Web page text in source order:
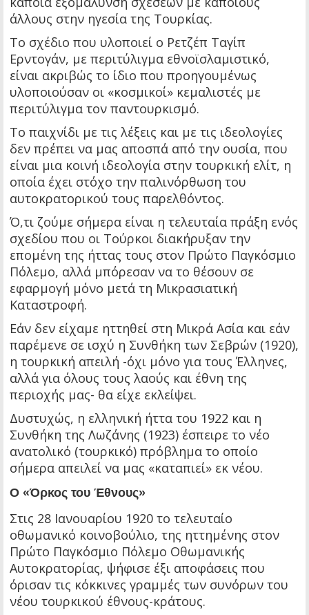
άλλους στην ηγεσία της Τουρκίας.
Το σχέδιο που υλοποιεί ο Ρετζέπ Ταγίπ
Ερντογάν, με περιτύλιγμα εθνοϊσλαμιστικό,
είναι ακριβώς το ίδιο που προηγουμένως
υλοποιούσαν οι «κοσμικοί» κεμαλιστές με
περιτύλιγμα τον παντουρκισμό.
Το παιχνίδι με τις λέξεις και με τις ιδεολογίες
δεν πρέπει να μας αποσπά από την ουσία, που
είναι μια κοινή ιδεολογία στην τουρκική ελίτ, η
οποία έχει στόχο την παλινόρθωση του
αυτοκρατορικού τους παρελθόντος.
Ό,τι ζούμε σήμερα είναι η τελευταία πράξη ενός
σχεδίου που οι Τούρκοι διακήρυξαν την
επομένη της ήττας τους στον Πρώτο Παγκόσμιο
Πόλεμο, αλλά μπόρεσαν να το θέσουν σε
εφαρμογή μόνο μετά τη Μικρασιατική
Καταστροφή.
Εάν δεν είχαμε ηττηθεί στη Μικρά Ασία και εάν
παρέμενε σε ισχύ η Συνθήκη των Σεβρών (1920),
η τουρκική απειλή -όχι μόνο για τους Έλληνες,
αλλά για όλους τους λαούς και έθνη της
περιοχής μας- θα είχε εκλείψει.
Δυστυχώς, η ελληνική ήττα του 1922 και η
Συνθήκη της Λωζάνης (1923) έσπειρε το νέο
ανατολικό (τουρκικό) πρόβλημα το οποίο
σήμερα απειλεί να μας «καταπιεί» εκ νέου.
Ο «Όρκος του Έθνους»
Στις 28 Ιανουαρίου 1920 το τελευταίο
οθωμανικό κοινοβούλιο, της ηττημένης στον
Πρώτο Παγκόσμιο Πόλεμο Οθωμανικής
Αυτοκρατορίας, ψήφισε έξι αποφάσεις που
όρισαν τις κόκκινες γραμμές των συνόρων του
νέου τουρκικού έθνους-κράτους.